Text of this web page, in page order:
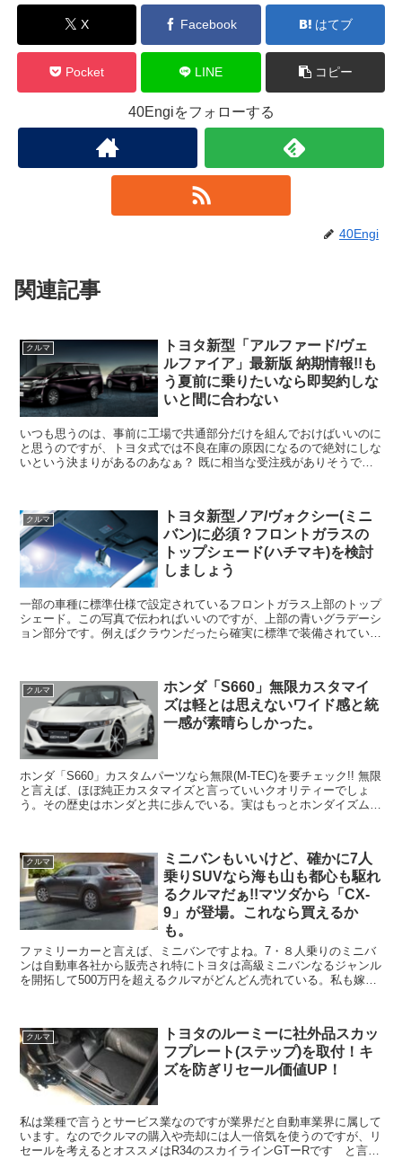
X Facebook はてブ
Pocket LINE コピー
40Engiをフォローする
40Engi
関連記事
クルマ
トヨタ新型「アルファード/ヴェ
ルファイア」最新版 納期情報!!も
う夏前に乗りたいなら即契約しな
いと間に合わない
いつも思うのは、事前に工場で共通部分だけを組んでおけばいいのに
と思うのですが、トヨタ式では不良在庫の原因になるので絶対にしな
いという決まりがあるのあなぁ？ 既に相当な受注残がありそうです
クルマ
トヨタ新型ノア/ヴォクシー(ミニ
バン)に必須？フロントガラスの
トップシェード(ハチマキ)を検討
しましょう
一部の車種に標準仕様で設定されているフロントガラス上部のトップ
シェード。この写真で伝わればいいのですが、上部の青いグラデーシ
ョン部分です。例えばクラウンだったら確実に標準で装備されている
クルマ
ホンダ「S660」無限カスタマイ
ズは軽とは思えないワイド感と統
一感が素晴らしかった。
ホンダ「S660」カスタムパーツなら無限(M-TEC)を要チェック!! 無限
と言えば、ほぼ純正カスタマイズと言っていいクオリティーでしょ
う。その歴史はホンダと共に歩んでいる。実はもっとホンダイズムを
クルマ
ミニバンもいいけど、確かに7人
乗りSUVなら海も山も都心も駆れ
るクルマだぁ!!マツダから「CX-
9」が登場。これなら買えるか
も。
ファミリーカーと言えば、ミニバンですよね。7・８人乗りのミニバ
ンは自動車各社から販売され特にトヨタは高級ミニバンなるジャンル
を開拓して500万円を超えるクルマがどんどん売れている。私も嫁か
クルマ
トヨタのルーミーに社外品スカッ
フプレート(ステップ)を取付！キ
ズを防ぎリセール価値UP！
私は業種で言うとサービス業なのですが業界だと自動車業界に属して
います。なのでクルマの購入や売却には人一倍気を使うのですが、リ
セールを考えるとオススメはR34のスカイラインGTーRです と言っ